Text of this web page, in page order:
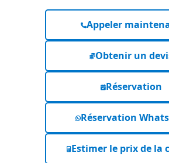
Appeler
Obtenir un
Réservation
Réservation
Estimer le prix de la